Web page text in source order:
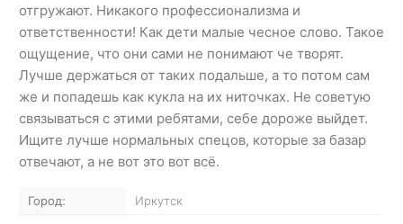
отгружают. Никакого профессионализма и
ответственности! Как дети малые чесное слово. Такое
ощущение, что они сами не понимают че творят.
Лучше держаться от таких подальше, а то потом сам
же и попадешь как кукла на их ниточках. Не советую
связываться с этими ребятами, себе дороже выйдет.
Ищите лучше нормальных спецов, которые за базар
отвечают, а не вот это вот всё.
Город: Иркутск